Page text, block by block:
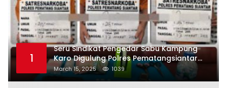
1
Seru Sindikat Pengedar Sabu Kampung
Karo Digulung Polres Pematangsiantar
Saat Kemas Paket Sabu
March 15, 2025 1039